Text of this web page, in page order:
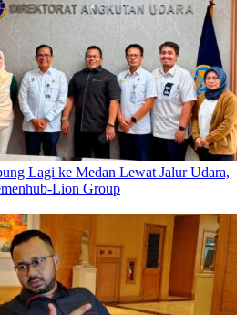
Lagi ke Medan Lewat Jalur Udara,
Lion Group